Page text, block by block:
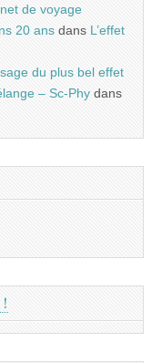
de voyage
20 ans dans L’effet
du plus bel effet
– Sc-Phy dans
!